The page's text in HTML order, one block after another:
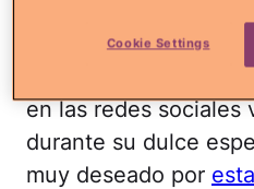
La novia del
en las redes sociales
durante su dulce
muy deseado por
Cookie Settings